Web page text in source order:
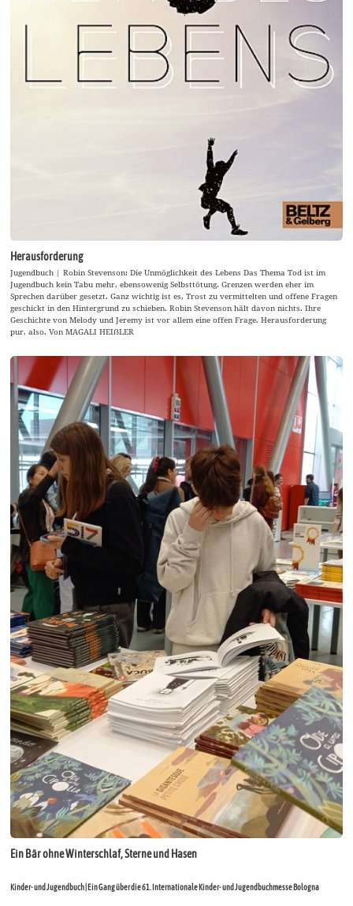
Herausforderung
Jugendbuch | Robin Stevenson: Die Unmöglichkeit des Lebens Das Thema Tod ist im
Jugendbuch kein Tabu mehr, ebensowenig Selbsttötung. Grenzen werden eher im
Sprechen darüber gesetzt. Ganz wichtig ist es, Trost zu vermittelten und offene Fragen
geschickt in den Hintergrund zu schieben. Robin Stevenson hält davon nichts. Ihre
Geschichte von Melody und Jeremy ist vor allem eine offen Frage. Herausforderung
pur, also. Von MAGALI HEIẞLER
Ein Bär ohne Winterschlaf, Sterne und Hasen
Kinder- und Jugendbuch | Ein Gang über die 61. Internationale Kinder- und Jugendbuchmesse Bologna